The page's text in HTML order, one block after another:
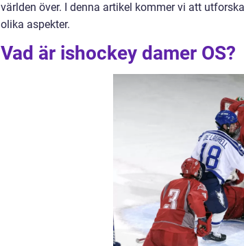
världen över. I denna artikel kommer vi att
olika aspekter.
Vad är ishockey damer OS?